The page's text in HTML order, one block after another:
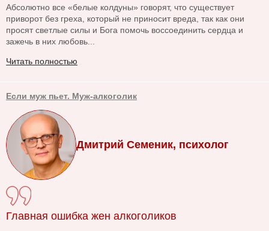
Абсолютно все «белые колдуны» говорят, что существует
приворот без греха, который не приносит вреда, так как они
просят светлые силы и Бога помочь воссоединить сердца и
зажечь в них любовь...
Читать полностью
Если муж пьет. Муж-алкоголик
Дмитрий Семеник, психолог
Главная ошибка жен алкоголиков